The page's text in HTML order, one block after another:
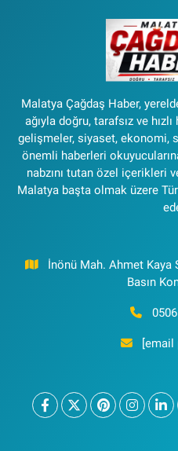
Malatya Çağdaş Haber,
ağıyla doğru, tarafsız ve
gelişmeler, siyaset, ekonomi,
önemli haberleri
nabzını tutan özel içerikleri
Malatya başta olmak üzere
İnönü Mah. Ahmet Kaya
Basın
[email